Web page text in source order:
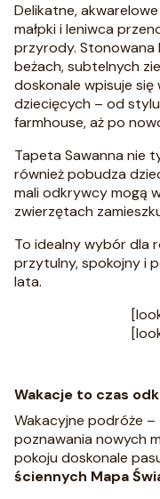
Delikatne,
małpki i leniwca
przyrody. Stonowana
beżach, subtelnych
doskonale wpisuje się
dziecięcych – od
farmhouse, aż po
Tapeta Sawanna nie
również pobudza
mali odkrywcy mogą
zwierzętach
To idealny wybór dla
przytulny, spokojny i
lata.
Wakacje to czas
Wakacyjne podróże –
poznawania nowych
pokoju doskonale
ściennych Mapa